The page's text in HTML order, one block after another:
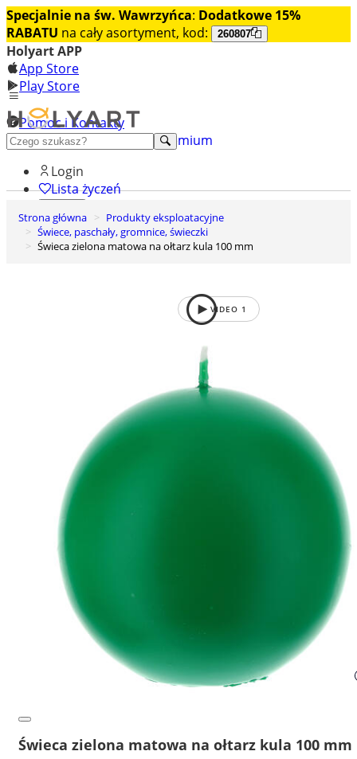
Specjalnie na św. Wawrzyńca: Dodatkowe 15%
RABATU na cały asortyment, kod: 260807
Holyart APP
App Store
Play Store
Pomoc i Kontakty
+48 222 922 860
Odkryj premium
Login
Lista życzeń
0
Koszyk
Strona główna
Produkty eksploatacyjne
Świece, paschały, gromnice, świeczki
Świeca zielona matowa na ołtarz kula 100 mm
VIDEO 1
Świeca zielona matowa na ołtarz kula 100 mm